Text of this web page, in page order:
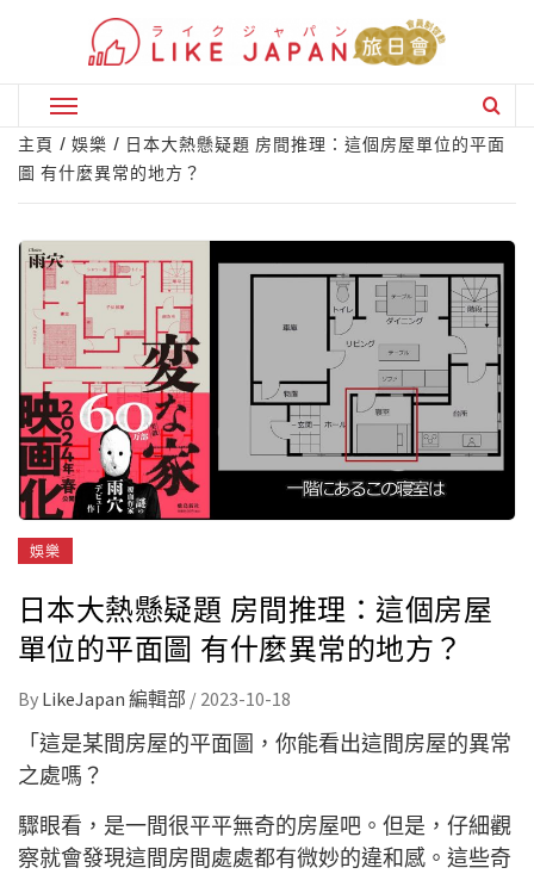
Primary
Menu
主頁 娛樂
日本大熱懸疑題 房間推理：這個房屋單位的平面
圖 有什麼異常的地方？
娛樂
日本大熱懸疑題 房間推理：這個房屋
單位的平面圖 有什麼異常的地方？
By LikeJapan 編輯部 / 2023-10-18
「這是某間房屋的平面圖，你能看出這間房屋的異常
之處嗎？
驟眼看，是一間很平平無奇的房屋吧。但是，仔細觀
察就會發現這間房間處處都有微妙的違和感。這些奇